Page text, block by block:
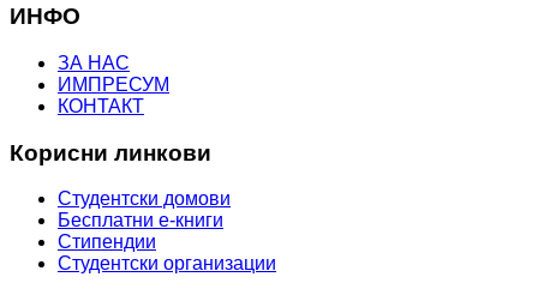
ИНФО
ЗА НАС
ИМПРЕСУМ
КОНТАКТ
Корисни линкови
Студентски домови
Бесплатни е-книги
Стипендии
Студентски организации